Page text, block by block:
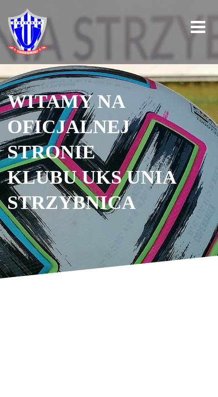
WITAMY NA
OFICJALNEJ
STRONIE
KLUBU UKS UNIA
STRZYBNICA